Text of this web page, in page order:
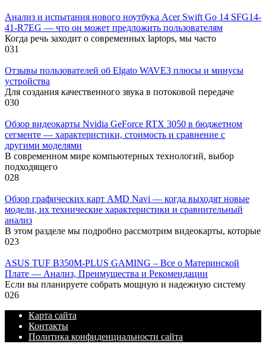
Анализ и испытания нового ноутбука Acer Swift Go 14 SFG14-
41-R7EG — что он может предложить пользователям
Когда речь заходит о современных laptops, мы часто
031
Отзывы пользователей об Elgato WAVE3 плюсы и минусы
устройства
Для создания качественного звука в потоковой передаче
030
Обзор видеокарты Nvidia GeForce RTX 3050 в бюджетном
сегменте — характеристики, стоимость и сравнение с
другими моделями
В современном мире компьютерных технологий, выбор
подходящего
028
Обзор графических карт AMD Navi — когда выходят новые
модели, их технические характеристики и сравнительный
анализ
В этом разделе мы подробно рассмотрим видеокарты, которые
023
ASUS TUF B350M-PLUS GAMING – Все о Материнской
Плате — Анализ, Преимущества и Рекомендации
Если вы планируете собрать мощную и надежную систему
026
Карта сайта
Контакты
Политика конфиденциальности сайта